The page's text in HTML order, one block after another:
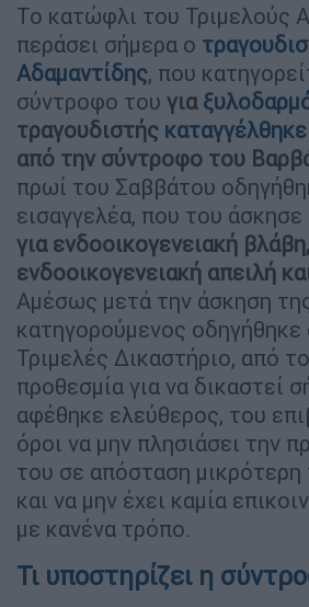
Το κατώφλι του Τριμελούς
περάσει σήμερα ο
Αδαμαντίδης, που
σύντροφο του για
τραγουδιστής καταγγέλθηκε
από την σύντροφο του
πρωί του Σαββάτου
εισαγγελέα, που του άσκησε
για ενδοοικογενειακή βλάβη,
ενδοοικογενειακή απειλή
Αμέσως μετά την άσκηση
κατηγορούμενος
Τριμελές Δικαστήριο, από
προθεσμία για να δικαστεί
αφέθηκε ελεύθερος, του
όροι να μην πλησιάσει την
του σε απόσταση
και να μην έχει καμία
με κανένα τρόπο.
Τι υποστηρίζει η